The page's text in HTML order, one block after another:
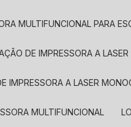
MULTIFUNCIONAL PARA
DE IMPRESSORA A
IMPRESSORA A LASER
MULTIFUNCIONAL